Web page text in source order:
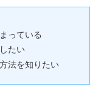
っている
たい
法を知りたい